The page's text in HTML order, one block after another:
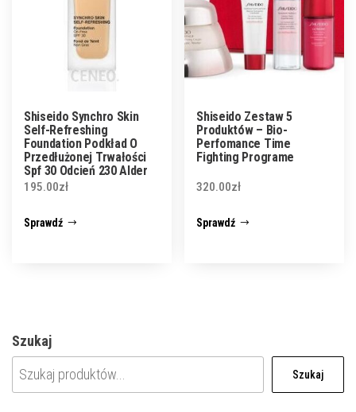
Shiseido Synchro Skin
Self-Refreshing
Foundation Podkład O
Przedłużonej Trwałości
Spf 30 Odcień 230 Alder
30 ml
195.00zł
Sprawdź
Shiseido Zestaw 5
Produktów – Bio-
Perfomance Time
Fighting Programe
320.00zł
Sprawdź
Szukaj
Szukaj